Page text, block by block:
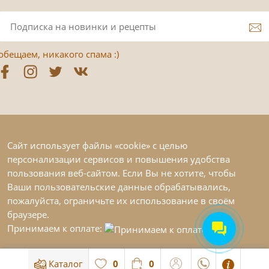
Каталог 0 0
никакого спама :)
Сайт использует файлы «cookie» с целью
персонализации сервисов и повышения удобства
пользования веб-сайтом. Если Вы не хотите, чтобы
Ваши пользовательские данные обрабатывались,
пожалуйста, ограничьте их использование в своём
браузере.
Принимаем к оплате: